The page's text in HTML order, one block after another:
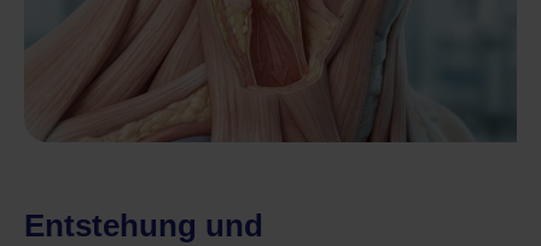
Entstehung und